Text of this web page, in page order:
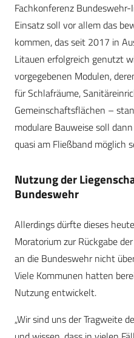
Fachkonferenz
Einsatz soll vor allem das
kommen, das seit 2017 in
Litauen erfolgreich genutzt
vorgegebenen Modulen,
für Schlafräume,
Gemeinschaftsflächen –
modulare Bauweise soll
quasi am Fließband möglich
Nutzung der
Bundeswehr
Allerdings dürfte dieses
Moratorium zur Rückgabe
an die Bundeswehr nicht
Viele Kommunen hatten
Nutzung entwickelt.
„Wir sind uns der Tragweite